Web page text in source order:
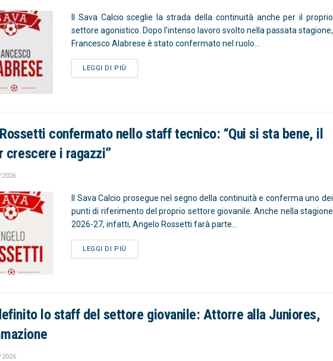
Il Sava Calcio sceglie la strada della continuità anche per il proprio
settore agonistico. Dopo l'intenso lavoro svolto nella passata stagione,
Francesco Alabrese è stato confermato nel ruolo...
LEGGI DI PIÙ
confermato nello staff tecnico: “Qui si sta bene, il
i ragazzi”
Il Sava Calcio prosegue nel segno della continuità e conferma uno dei
punti di riferimento del proprio settore giovanile. Anche nella stagione
2026-27, infatti, Angelo Rossetti farà parte...
LEGGI DI PIÙ
lo staff del settore giovanile: Attorre alla Juniores,